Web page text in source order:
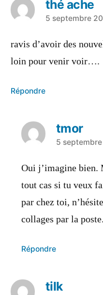
thé ache
a
dit :
5 septembre
ravis d’avoir des
loin pour venir voir….
Répondre
tmor
a
dit :
5 septembre
Oui j’imagine bien.
tout cas si tu veux
par chez toi,
collages par la poste.
Répondre
tilk